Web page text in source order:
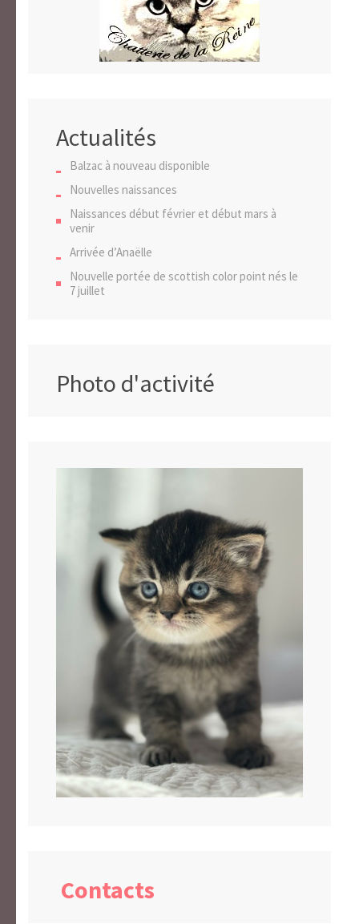
Actualités
Balzac à nouveau disponible
Nouvelles naissances
Naissances début février et début mars à
venir
Arrivée d’Anaëlle
Nouvelle portée de scottish color point nés le
7 juillet
Photo d'activité
Contacts